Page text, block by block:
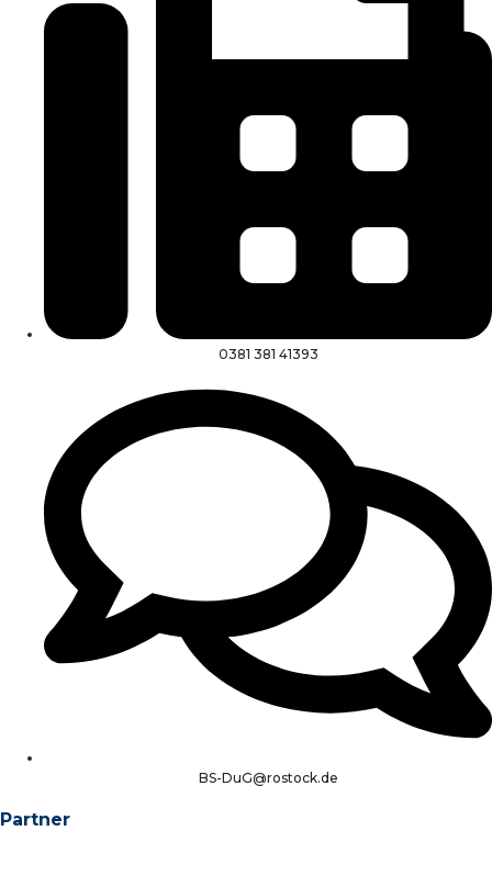
0381 381 41393
BS-DuG@rostock.de
Partner